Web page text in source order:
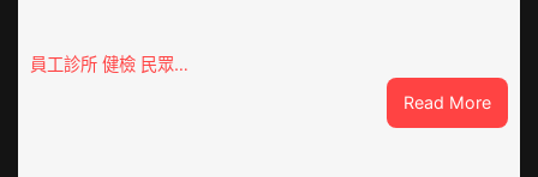
員工診所 健檢 民眾…
Read More:
高